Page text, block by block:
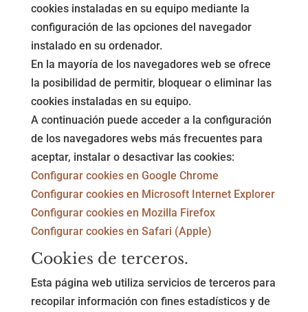
cookies instaladas en su equipo mediante la
configuración de las opciones del navegador
instalado en su ordenador.
En la mayoría de los navegadores web se ofrece
la posibilidad de permitir, bloquear o eliminar las
cookies instaladas en su equipo.
A continuación puede acceder a la configuración
de los navegadores webs más frecuentes para
aceptar, instalar o desactivar las cookies:
Configurar cookies en Google Chrome
Configurar cookies en Microsoft Internet Explorer
Configurar cookies en Mozilla Firefox
Configurar cookies en Safari (Apple)
Cookies de terceros.
Esta página web utiliza servicios de terceros para
recopilar información con fines estadísticos y de